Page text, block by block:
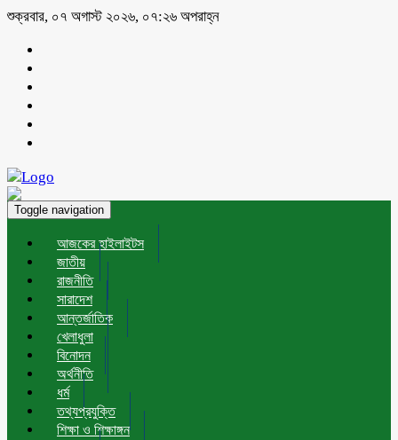
শুক্রবার, ০৭ অগাস্ট ২০২৬, ০৭:২৬ অপরাহ্ন
Toggle navigation
আজকের হাইলাইটস
জাতীয়
রাজনীতি
সারাদেশ
আন্তর্জাতিক
খেলাধুলা
বিনোদন
অর্থনীতি
ধর্ম
তথ্যপ্রযুক্তি
শিক্ষা ও শিক্ষাঙ্গন